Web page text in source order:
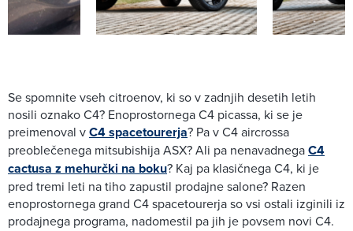
Se spomnite vseh citroenov, ki so v zadnjih desetih letih
nosili oznako C4? Enoprostornega C4 picassa, ki se je
preimenoval vC4 spacetourerja? Pa v C4 aircrossa
preoblečenega mitsubishija ASX? Ali pa nenavadnegaC4
cactusa z mehurčki na boku? Kaj pa klasičnega C4, ki je
pred tremi leti na tiho zapustil prodajne salone? Razen
enoprostornega grand C4 spacetourerja so vsi ostali izginili iz
prodajnega programa, nadomestil pa jih je povsem novi C4.